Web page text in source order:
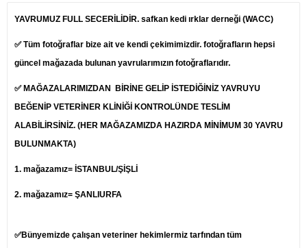
YAVRUMUZ FULL SECERİLİDİR. safkan kedi ırklar derneği (WACC)
✅ Tüm fotoğraflar bize ait ve kendi çekimimizdir. fotoğrafların hepsi
güncel mağazada bulunan yavrularımızın fotoğraflarıdır.
✅ MAĞAZALARIMIZDAN BİRİNE GELİP İSTEDİĞİNİZ YAVRUYU
BEĞENİP VETERİNER KLİNİĞİ KONTROLÜNDE TESLİM
ALABİLİRSİNİZ. (HER MAĞAZAMIZDA HAZIRDA MİNİMUM 30 YAVRU
BULUNMAKTA)
1. mağazamız= İSTANBUL/ŞİŞLİ
2. mağazamız= ŞANLIURFA
✅Bünyemizde çalışan veteriner hekimlermiz tarfından tüm